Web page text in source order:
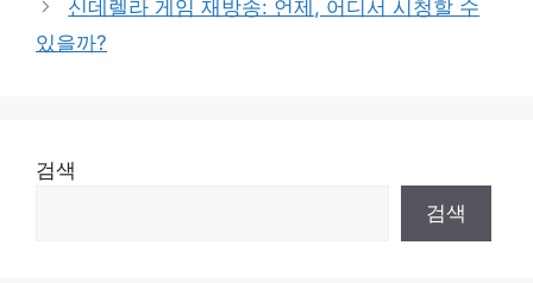
신데렐라 게임 재방송: 언제, 어디서 시청할 수
있을까?
검색
검색